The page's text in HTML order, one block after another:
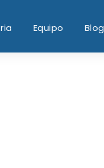
Equipo Blog